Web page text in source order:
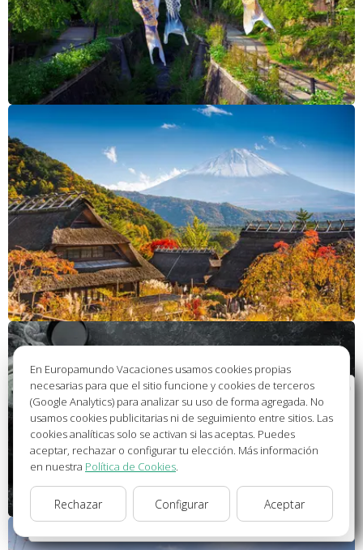
Bienvenido a Europamundo Vacaciones, está usted
en el sitio internacional de:
Wellcome to Europamundo Vacations, your in the
international site of:
España
cambiar/change
En Europamundo Vacaciones usamos cookies propias
necesarias para que el sitio funcione y cookies de terceros
(Google Analytics) para analizar su uso de forma agregada. No
usamos cookies publicitarias ni de seguimiento entre sitios. Las
cookies analíticas solo se activan si las aceptas. Puedes
aceptar, rechazar o configurar tu elección. Más información
en nuestra Política de Cookies.
Rechazar Configurar Aceptar